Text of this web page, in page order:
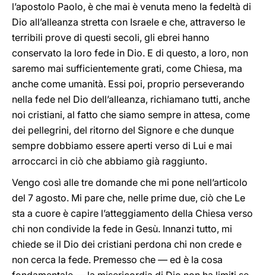
l’apostolo Paolo, è che mai è venuta meno la fedeltà di
Dio all’alleanza stretta con Israele e che, attraverso le
terribili prove di questi secoli, gli ebrei hanno
conservato la loro fede in Dio. E di questo, a loro, non
saremo mai sufficientemente grati, come Chiesa, ma
anche come umanità. Essi poi, proprio perseverando
nella fede nel Dio dell’alleanza, richiamano tutti, anche
noi cristiani, al fatto che siamo sempre in attesa, come
dei pellegrini, del ritorno del Signore e che dunque
sempre dobbiamo essere aperti verso di Lui e mai
arroccarci in ciò che abbiamo già raggiunto.
Vengo così alle tre domande che mi pone nell’articolo
del 7 agosto. Mi pare che, nelle prime due, ciò che Le
sta a cuore è capire l’atteggiamento della Chiesa verso
chi non condivide la fede in Gesù. Innanzi tutto, mi
chiede se il Dio dei cristiani perdona chi non crede e
non cerca la fede. Premesso che — ed è la cosa